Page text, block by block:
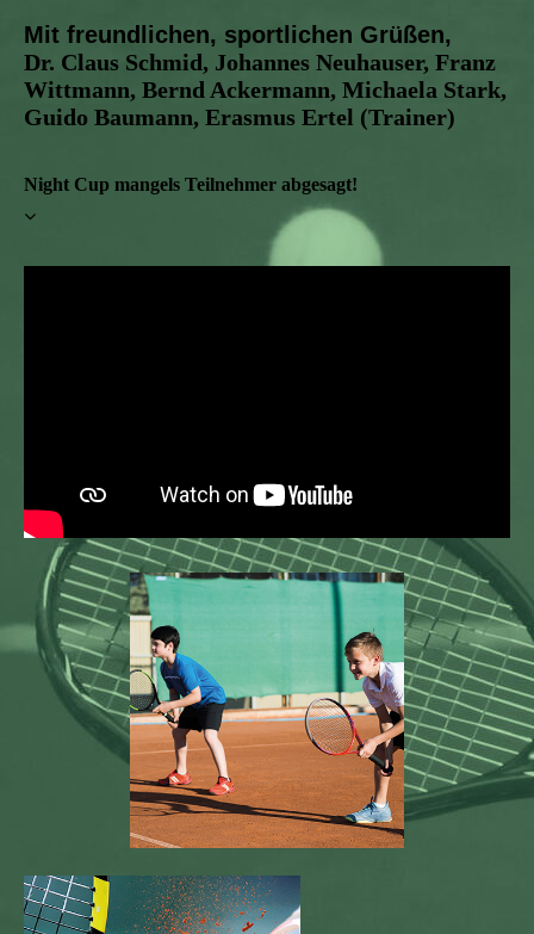
Mit freundlichen, sportlichen Grüßen,
Dr. Claus Schmid, Johannes Neuhauser, Franz
Wittmann, Bernd Ackermann, Michaela Stark,
Guido Baumann, Erasmus Ertel (Trainer)
Night Cup mangels Teilnehmer abgesagt!